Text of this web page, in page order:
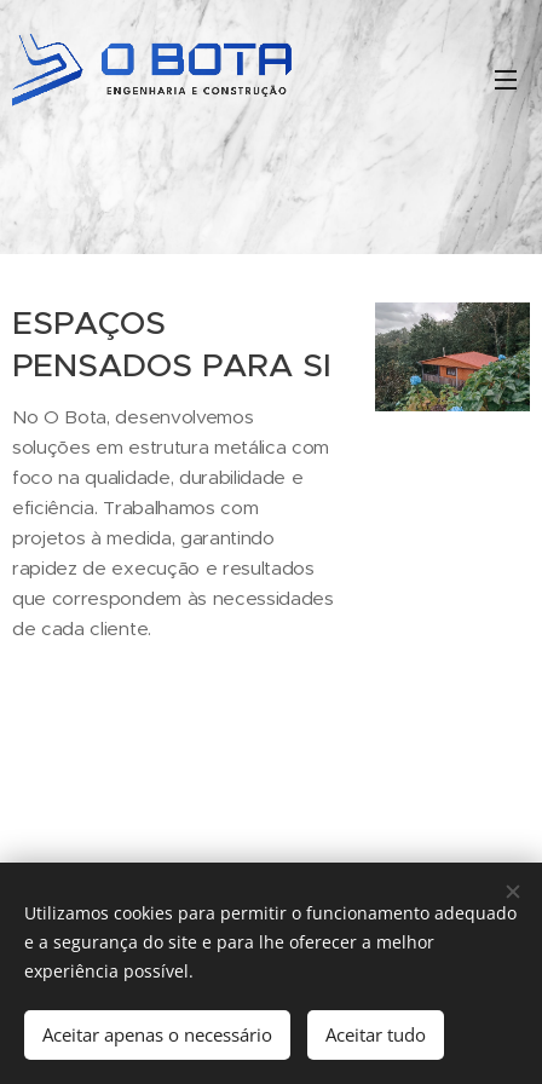
ESPAÇOS
PENSADOS PARA SI
No O Bota, desenvolvemos
soluções em estrutura metálica com
foco na qualidade, durabilidade e
eficiência. Trabalhamos com
projetos à medida, garantindo
rapidez de execução e resultados
que correspondem às necessidades
de cada cliente.
Parque Industrial Olela - Cabeceiras de Basto | 253 665 060 |
925 313 289 | comercial@serralhariaobota.pt
Cookies
Utilizamos cookies para permitir o funcionamento adequado
e a segurança do site e para lhe oferecer a melhor
experiência possível.
Aceitar apenas o necessário Aceitar tudo